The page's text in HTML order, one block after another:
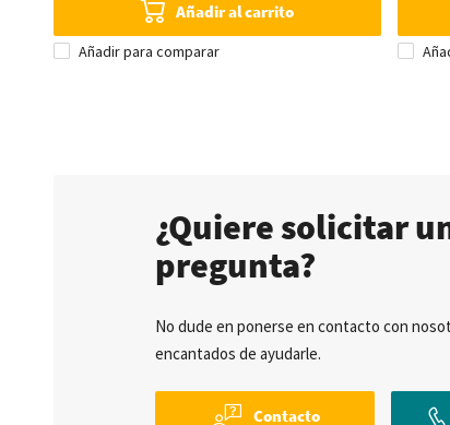
Añadir al carrito
Añadir para comparar
¿Quiere solicitar
pregunta?
No dude en ponerse en contacto con
encantados de ayudarle.
Contacto